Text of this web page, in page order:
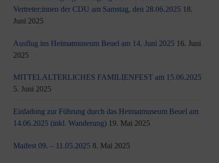
Vertreter:innen der CDU am Samstag, den 28.06.2025 18.
Juni 2025
Ausflug ins Heimatmuseum Beuel am 14. Juni 2025 16. Juni
2025
MITTELALTERLICHES FAMILIENFEST am 15.06.2025
5. Juni 2025
Einladung zur Führung durch das Heimatmuseum Beuel am
14.06.2025 (inkl. Wanderung) 19. Mai 2025
Maifest 09. – 11.05.2025 8. Mai 2025